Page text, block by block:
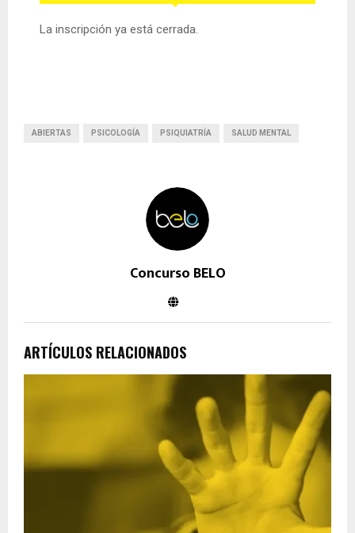
La inscripción ya está cerrada.
ABIERTAS PSICOLOGÍA PSIQUIATRÍA SALUD MENTAL
Concurso BELO
ARTÍCULOS RELACIONADOS